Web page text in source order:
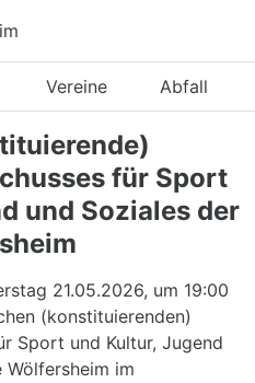
Vereine Abfall
für Sport
und Soziales der
21.05.2026, um 19:00
(konstituierenden)
Sport und Kultur, Jugend
Wölfersheim im